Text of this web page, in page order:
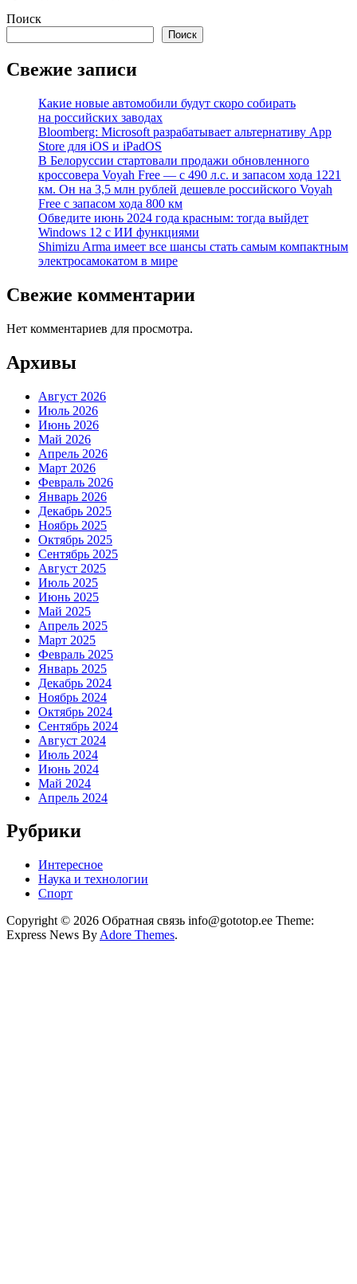
Поиск
Поиск
Свежие записи
Какие новые автомобили будут скоро собирать
на российских заводах
Bloomberg: Microsoft разрабатывает альтернативу App
Store для iOS и iPadOS
В Белоруссии стартовали продажи обновленного
кроссовера Voyah Free — с 490 л.с. и запасом хода 1221
км. Он на 3,5 млн рублей дешевле российского Voyah
Free с запасом хода 800 км
Обведите июнь 2024 года красным: тогда выйдет
Windows 12 с ИИ функциями
Shimizu Arma имеет все шансы стать самым компактным
электросамокатом в мире
Свежие комментарии
Нет комментариев для просмотра.
Архивы
Август 2026
Июль 2026
Июнь 2026
Май 2026
Апрель 2026
Март 2026
Февраль 2026
Январь 2026
Декабрь 2025
Ноябрь 2025
Октябрь 2025
Сентябрь 2025
Август 2025
Июль 2025
Июнь 2025
Май 2025
Апрель 2025
Март 2025
Февраль 2025
Январь 2025
Декабрь 2024
Ноябрь 2024
Октябрь 2024
Сентябрь 2024
Август 2024
Июль 2024
Июнь 2024
Май 2024
Апрель 2024
Рубрики
Интересное
Наука и технологии
Спорт
Copyright © 2026 Обратная связь info@gototop.ee Theme:
Express News By Adore Themes.